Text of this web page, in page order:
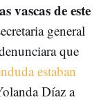
vascas de este
general
que
estaban
Díaz a